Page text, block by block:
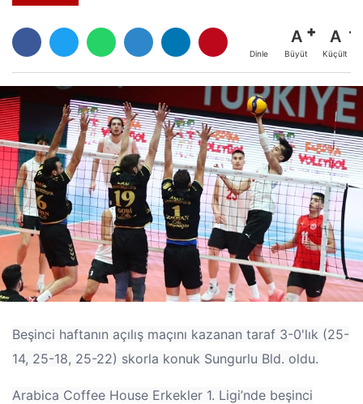
Dinle
A
Büyüt
A
Küçült
Beşinci haftanın açılış maçını kazanan taraf 3-0'lık (25-
14, 25-18, 25-22) skorla konuk Sungurlu Bld. oldu.
Arabica Coffee House Erkekler 1. Ligi’nde beşinci